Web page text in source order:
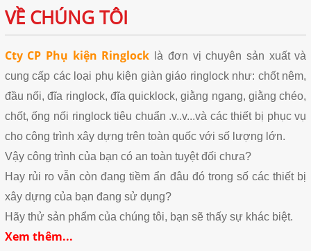
VỀ CHÚNG TÔI
Cty CP Phụ kiện Ringlock
là đơn vị chuyên sản xuất và
cung cấp các loại phụ kiện giàn giáo ringlock như: chốt nêm,
đầu nối, đĩa ringlock, đĩa quicklock, giằng ngang, giằng chéo,
chốt, ống nối ringlock tiêu chuẩn .v..v...và các thiết bị phục vụ
cho công trình xây dựng trên toàn quốc với số lượng lớn.
Vậy công trình của bạn có an toàn tuyệt đối chưa?
Hay rủi ro vẫn còn đang tiềm ẩn đâu đó trong số các thiết bị
xây dựng của bạn đang sử dụng?
Hãy thử sản phẩm của chúng tôi, bạn sẽ thấy sự khác biệt.
Xem thêm...